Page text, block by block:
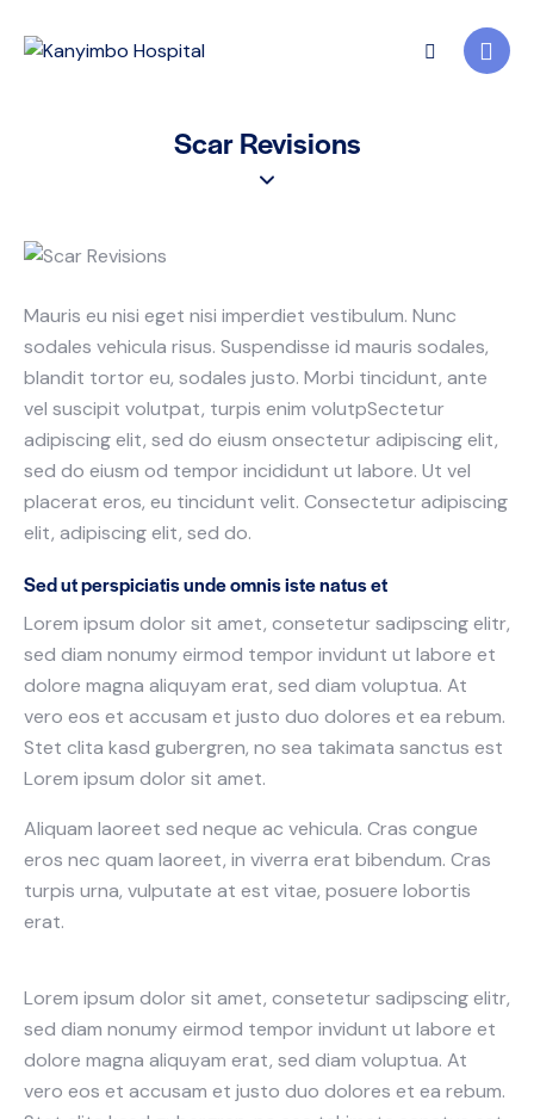
Scar Revisions
Mauris eu nisi eget nisi imperdiet vestibulum. Nunc
sodales vehicula risus. Suspendisse id mauris sodales,
blandit tortor eu, sodales justo. Morbi tincidunt, ante
vel suscipit volutpat, turpis enim volutpSectetur
adipiscing elit, sed do eiusm onsectetur adipiscing elit,
sed do eiusm od tempor incididunt ut labore. Ut vel
placerat eros, eu tincidunt velit. Consectetur adipiscing
elit, adipiscing elit, sed do.
Sed ut perspiciatis unde omnis iste natus et
Lorem ipsum dolor sit amet, consetetur sadipscing elitr,
sed diam nonumy eirmod tempor invidunt ut labore et
dolore magna aliquyam erat, sed diam voluptua. At
vero eos et accusam et justo duo dolores et ea rebum.
Stet clita kasd gubergren, no sea takimata sanctus est
Lorem ipsum dolor sit amet.
Aliquam laoreet sed neque ac vehicula. Cras congue
eros nec quam laoreet, in viverra erat bibendum. Cras
turpis urna, vulputate at est vitae, posuere lobortis
erat.
Lorem ipsum dolor sit amet, consetetur sadipscing elitr,
sed diam nonumy eirmod tempor invidunt ut labore et
dolore magna aliquyam erat, sed diam voluptua. At
vero eos et accusam et justo duo dolores et ea rebum.